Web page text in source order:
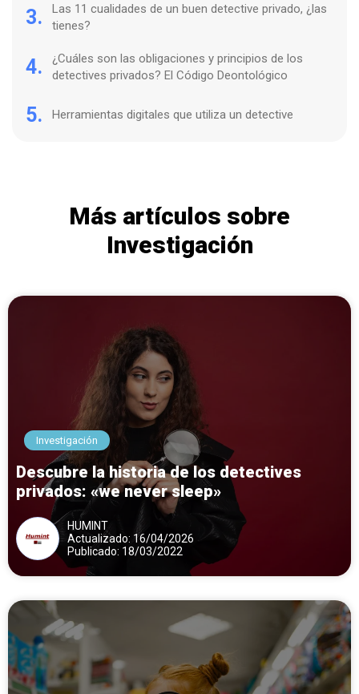
3.
Las 11 cualidades de un buen detective privado, ¿las
tienes?
4.
¿Cuáles son las obligaciones y principios de los
detectives privados? El Código Deontológico
5. Herramientas digitales que utiliza un detective
Más artículos sobre
Investigación
Investigación
Descubre la historia de los detectives
privados: «we never sleep»
HUMINT
Actualizado: 16/04/2026
Publicado: 18/03/2022